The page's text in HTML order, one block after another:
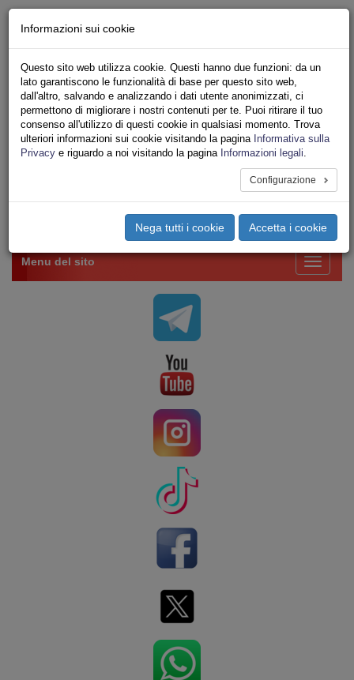
Iscriviti Online
Ricerca
Area Stampa
Privacy
VV.F.
UNIONE SINDACALE DI BASE SETTORE VIGILI
Toggle
Menu del sito
Informazioni sui cookie
Questo sito web utilizza cookie. Questi hanno due funzioni: da un
lato garantiscono le funzionalità di base per questo sito web,
dall'altro, salvando e analizzando i dati utente anonimizzati, ci
permettono di migliorare i nostri contenuti per te. Puoi ritirare il tuo
consenso all'utilizzo di questi cookie in qualsiasi momento. Trova
ulteriori informazioni sui cookie visitando la pagina Informativa sulla
Privacy e riguardo a noi visitando la pagina Informazioni legali.
Configurazione
Nega tutti i cookie Accetta i cookie